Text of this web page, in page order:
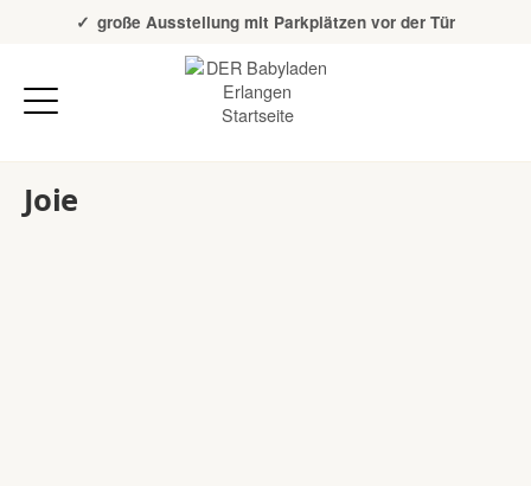
Über 20 Jahre Erfahrung
große Ausstellung mit Parkplätzen vor der Tür
Joie